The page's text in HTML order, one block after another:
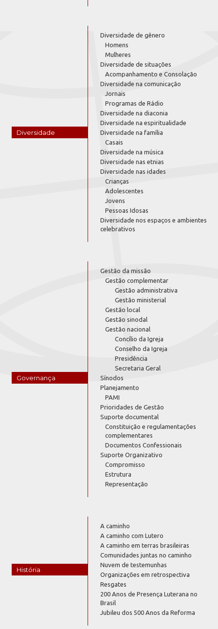
Diversidade
Diversidade de gênero
Homens
Mulheres
Diversidade de situações
Acompanhamento e Consolação
Diversidade na comunicação
Jornais
Programas de Rádio
Diversidade na diaconia
Diversidade na espiritualidade
Diversidade na família
Casais
Diversidade na música
Diversidade nas etnias
Diversidade nas idades
Crianças
Adolescentes
Jovens
Pessoas Idosas
Diversidade nos espaços e ambientes
celebrativos
Governança
Gestão da missão
Gestão complementar
Gestão administrativa
Gestão ministerial
Gestão local
Gestão sinodal
Gestão nacional
Concílio da Igreja
Conselho da Igreja
Presidência
Secretaria Geral
Sínodos
Planejamento
PAMI
Prioridades de Gestão
Suporte documental
Constituição e regulamentações
complementares
Documentos Confessionais
Suporte Organizativo
Compromisso
Estrutura
Representação
História
A caminho
A caminho com Lutero
A caminho em terras brasileiras
Comunidades juntas no caminho
Nuvem de testemunhas
Organizações em retrospectiva
Resgates
200 Anos de Presença Luterana no
Brasil
Jubileu dos 500 Anos da Reforma